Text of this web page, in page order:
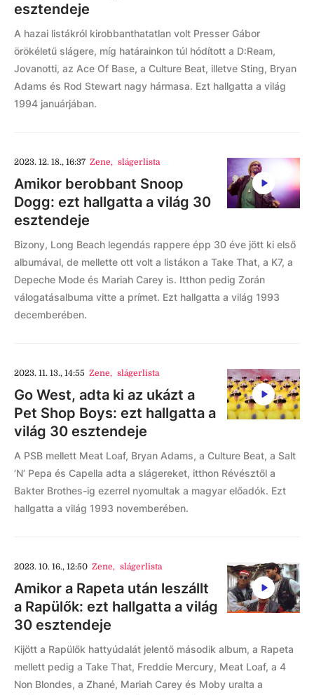
esztendeje
A hazai listákról kirobbanthatatlan volt Presser Gábor
örökéletű slágere, míg határainkon túl hódított a D:Ream,
Jovanotti, az Ace Of Base, a Culture Beat, illetve Sting, Bryan
Adams és Rod Stewart nagy hármasa. Ezt hallgatta a világ
1994 januárjában.
2023. 12. 18., 16:37 Zene, slágerlista
Amikor berobbant Snoop
Dogg: ezt hallgatta a világ 30
esztendeje
Bizony, Long Beach legendás rappere épp 30 éve jött ki első
albumával, de mellette ott volt a listákon a Take That, a K7, a
Depeche Mode és Mariah Carey is. Itthon pedig Zorán
válogatásalbuma vitte a prímet. Ezt hallgatta a világ 1993
decemberében.
2023. 11. 13., 14:55 Zene, slágerlista
Go West, adta ki az ukázt a
Pet Shop Boys: ezt hallgatta a
világ 30 esztendeje
A PSB mellett Meat Loaf, Bryan Adams, a Culture Beat, a Salt
’N’ Pepa és Capella adta a slágereket, itthon Révésztől a
Bakter Brothes-ig ezerrel nyomultak a magyar előadók. Ezt
hallgatta a világ 1993 novemberében.
2023. 10. 16., 12:50 Zene, slágerlista
Amikor a Rapeta után leszállt
a Rapülők: ezt hallgatta a világ
30 esztendeje
Kijött a Rapülők hattyúdalát jelentő második album, a Rapeta
mellett pedig a Take That, Freddie Mercury, Meat Loaf, a 4
Non Blondes, a Zhané, Mariah Carey és Moby uralta a